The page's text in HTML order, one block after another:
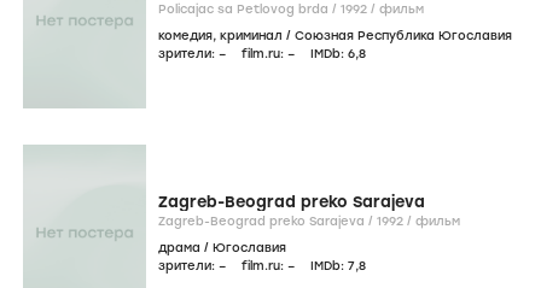
Policajac sa Petlovog brda / 1992 / фильм
комедия, криминал / Союзная Республика Югославия
зрители: – film.ru: – IMDb: 6,8
Zagreb-Beograd preko Sarajeva
Zagreb-Beograd preko Sarajeva / 1992 / фильм
драма / Югославия
зрители: – film.ru: – IMDb: 7,8